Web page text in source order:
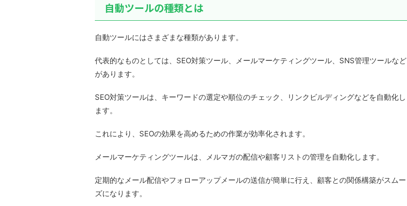
自動ツールの種類とは
自動ツールにはさまざまな種類があります。
代表的なものとしては、SEO対策ツール、メールマーケティングツール、SNS管理ツールなど
があります。
SEO対策ツールは、キーワードの選定や順位のチェック、リンクビルディングなどを自動化し
ます。
これにより、SEOの効果を高めるための作業が効率化されます。
メールマーケティングツールは、メルマガの配信や顧客リストの管理を自動化します。
定期的なメール配信やフォローアップメールの送信が簡単に行え、顧客との関係構築がスムー
ズになります。